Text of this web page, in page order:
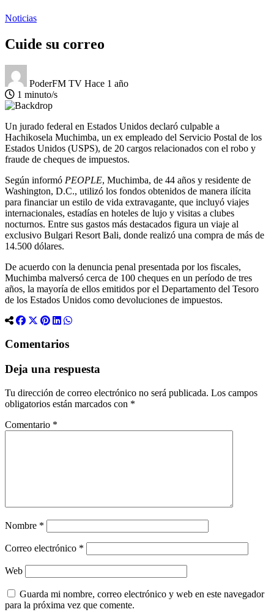
Noticias
Cuide su correo
PoderFM TV Hace 1 año
1 minuto/s
Un jurado federal en Estados Unidos declaró culpable a
Hachikosela Muchimba, un ex empleado del Servicio Postal de los
Estados Unidos (USPS), de 20 cargos relacionados con el robo y
fraude de cheques de impuestos.
Según informó PEOPLE, Muchimba, de 44 años y residente de
Washington, D.C., utilizó los fondos obtenidos de manera ilícita
para financiar un estilo de vida extravagante, que incluyó viajes
internacionales, estadías en hoteles de lujo y visitas a clubes
nocturnos. Entre sus gastos más destacados figura un viaje al
exclusivo Bulgari Resort Bali, donde realizó una compra de más de
14.500 dólares.
De acuerdo con la denuncia penal presentada por los fiscales,
Muchimba malversó cerca de 100 cheques en un período de tres
años, la mayoría de ellos emitidos por el Departamento del Tesoro
de los Estados Unidos como devoluciones de impuestos.
Comentarios
Deja una respuesta
Tu dirección de correo electrónico no será publicada. Los campos
obligatorios están marcados con *
Comentario *
Nombre *
Correo electrónico *
Web
Guarda mi nombre, correo electrónico y web en este navegador
para la próxima vez que comente.